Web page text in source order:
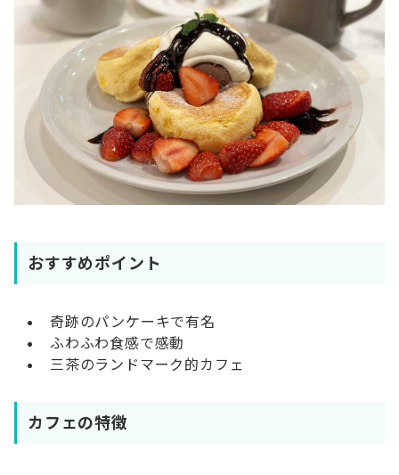
おすすめポイント
奇跡のパンケーキで有名
ふわふわ食感で感動
三茶のランドマーク的カフェ
カフェの特徴